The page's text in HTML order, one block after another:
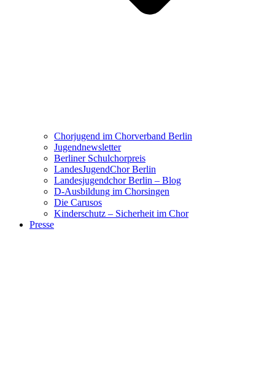
Chorjugend im Chorverband Berlin
Jugendnewsletter
Berliner Schulchorpreis
LandesJugendChor Berlin
Landesjugendchor Berlin – Blog
D-Ausbildung im Chorsingen
Die Carusos
Kinderschutz – Sicherheit im Chor
Presse